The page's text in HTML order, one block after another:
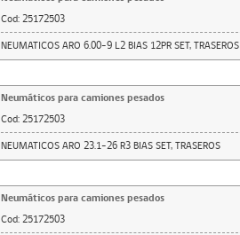
Cod: 25172503
NEUMATICOS ARO 6.00-9 L2 BIAS 12PR SET, TRASEROS
Neumáticos para camiones pesados
Cod: 25172503
NEUMATICOS ARO 23.1-26 R3 BIAS SET, TRASEROS
Neumáticos para camiones pesados
Cod: 25172503